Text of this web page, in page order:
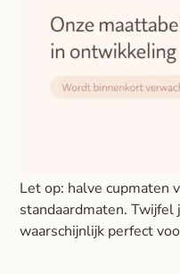
Let op: halve cupmaten
standaardmaten.
waarschijnlijk perfect